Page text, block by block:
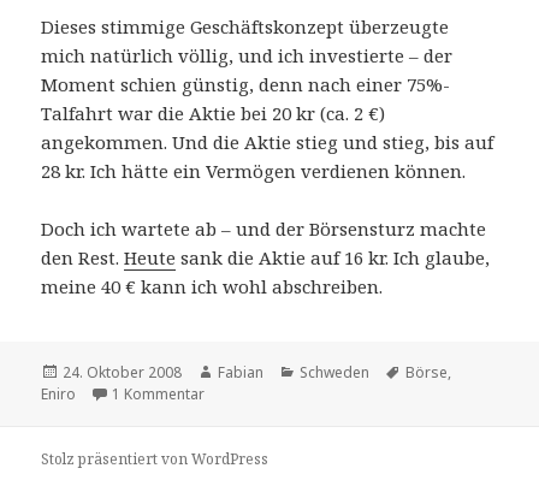
Dieses stimmige Geschäftskonzept überzeugte
mich natürlich völlig, und ich investierte – der
Moment schien günstig, denn nach einer 75%-
Talfahrt war die Aktie bei 20 kr (ca. 2 €)
angekommen. Und die Aktie stieg und stieg, bis auf
28 kr. Ich hätte ein Vermögen verdienen können.
Doch ich wartete ab – und der Börsensturz machte
den Rest.Heute sank die Aktie auf 16 kr. Ich glaube,
meine 40 € kann ich wohl abschreiben.
Veröffentlicht
am
24. Oktober 2008 Autor
Fabian Kategorien
Schweden Schlagwörter
Börse,
Eniro
1 Kommentarzu Die Börsenkrise erreicht…
Stolz präsentiert von WordPress